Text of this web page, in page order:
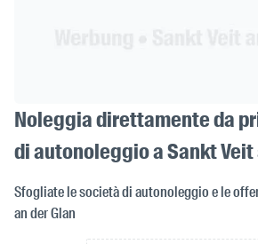
Noleggia direttamente da
di autonoleggio a Sankt Veit
Sfogliate le società di autonoleggio e le
an der Glan